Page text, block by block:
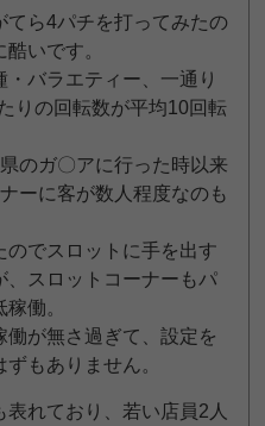
ら4パチを打ってみたの
いです。
バラエティー、一通り
りの回転数が平均10回転
のガ〇アに行った時以来
ーに客が数人程度なのも
のでスロットに手を出す
、スロットコーナーもパ
働。
が無さ過ぎて、設定を
もありません。
れており、若い店員2人